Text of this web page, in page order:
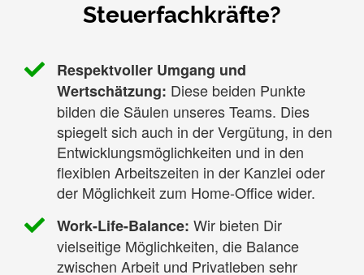
Steuerfachkräfte?
Respektvoller Umgang und
Wertschätzung: Diese beiden Punkte
bilden die Säulen unseres Teams. Dies
spiegelt sich auch in der Vergütung, in den
Entwicklungsmöglichkeiten und in den
flexiblen Arbeitszeiten in der Kanzlei oder
der Möglichkeit zum Home-Office wider.
Work-Life-Balance: Wir bieten Dir
vielseitige Möglichkeiten, die Balance
zwischen Arbeit und Privatleben sehr